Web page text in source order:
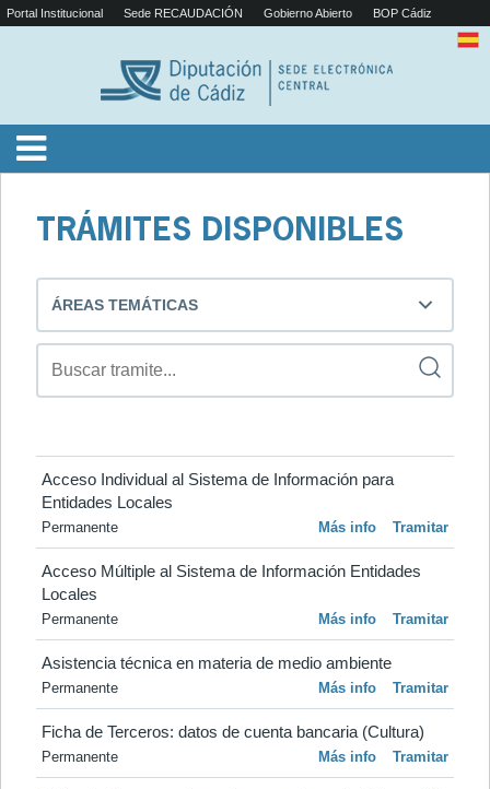
Portal Institucional Sede RECAUDACIÓN Gobierno Abierto BOP Cádiz
TRÁMITES DISPONIBLES
ÁREAS TEMÁTICAS
Acceso Individual al Sistema de Información para
Entidades Locales
Permanente Más info Tramitar
Acceso Múltiple al Sistema de Información Entidades
Locales
Permanente Más info Tramitar
Asistencia técnica en materia de medio ambiente
Permanente Más info Tramitar
Ficha de Terceros: datos de cuenta bancaria (Cultura)
Permanente Más info Tramitar